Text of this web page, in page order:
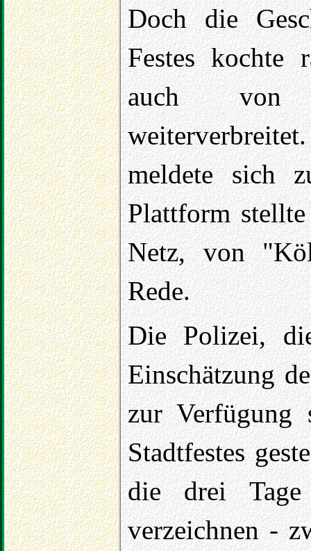
Doch die
Festes kochte
auch von
meldete sich
Plattform
Netz, von
Rede.
Die Polizei,
Einschätzung
zur Verfügung
Stadtfestes
die drei
verzeichnen -